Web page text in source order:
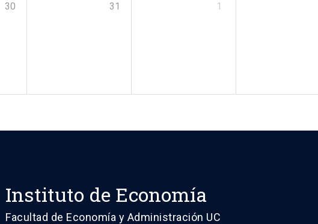
30 31 1
Instituto de Economía
Facultad de Economía y Administración UC